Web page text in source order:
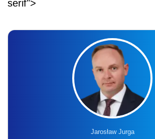
serif">
Jarosław Jurga